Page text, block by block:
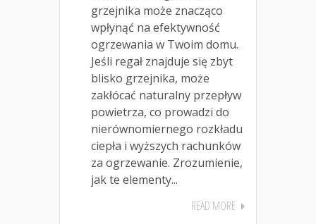
grzejnika może znacząco
wpłynąć na efektywność
ogrzewania w Twoim domu.
Jeśli regał znajduje się zbyt
blisko grzejnika, może
zakłócać naturalny przepływ
powietrza, co prowadzi do
nierównomiernego rozkładu
ciepła i wyższych rachunków
za ogrzewanie. Zrozumienie,
jak te elementy...
READ MORE